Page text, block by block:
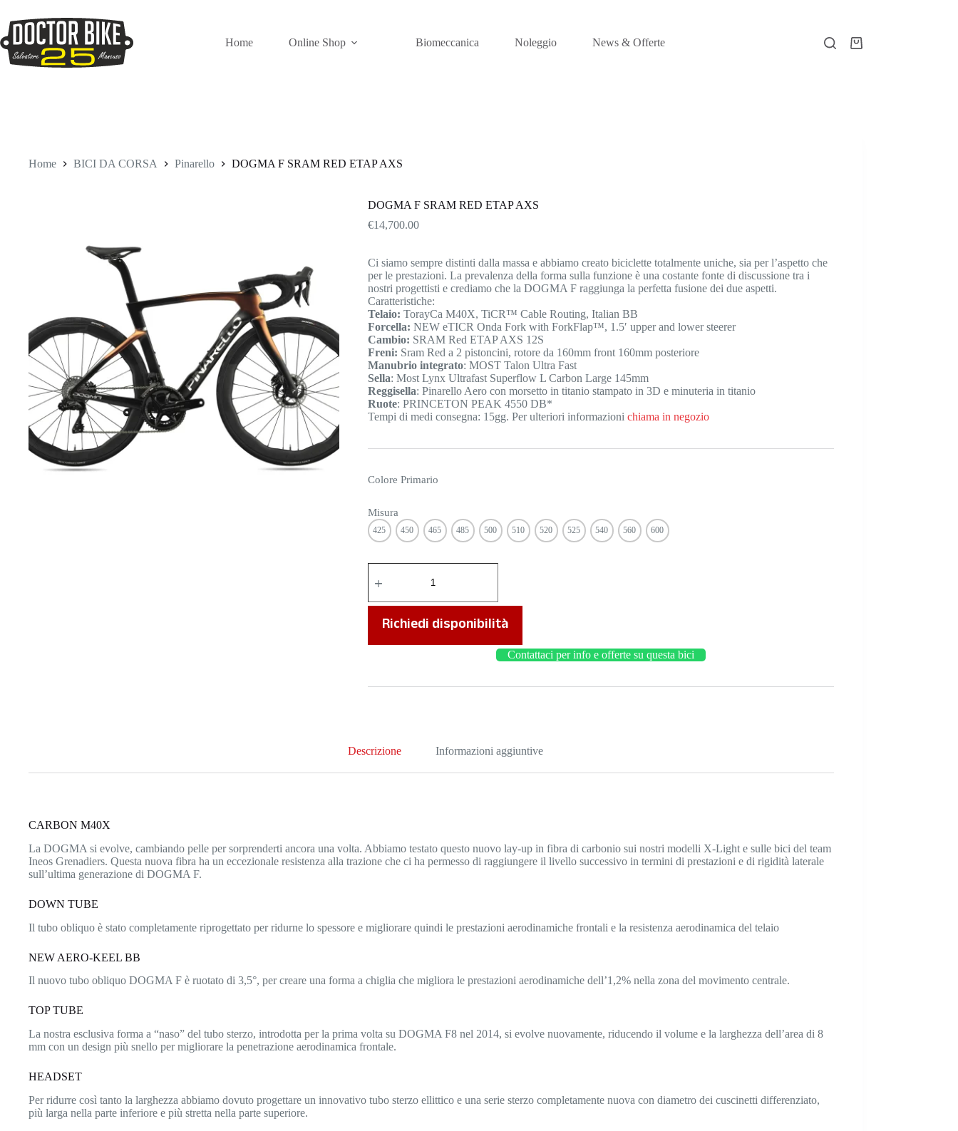
contenuto
Home
Online Shop Biomeccanica Noleggio News & Offerte Carrello
Home BICI DA CORSA Pinarello DOGMA F SRAM RED ETAP AXS
DOGMA F SRAM RED ETAP AXS
€14,700.00
Ci siamo sempre distinti dalla massa e abbiamo creato biciclette totalmente uniche, sia per l’aspetto che
per le prestazioni. La prevalenza della forma sulla funzione è una costante fonte di discussione tra i
nostri progettisti e crediamo che la DOGMA F raggiunga la perfetta fusione dei due aspetti.
Caratteristiche:
Telaio: TorayCa M40X, TiCR™ Cable Routing, Italian BB
Forcella: NEW eTICR Onda Fork with ForkFlap™, 1.5′ upper and lower steerer
Cambio: SRAM Red ETAP AXS 12S
Freni: Sram Red a 2 pistoncini, rotore da 160mm front 160mm posteriore
Manubrio integrato: MOST Talon Ultra Fast
Sella: Most Lynx Ultrafast Superflow L Carbon Large 145mm
Reggisella: Pinarello Aero con morsetto in titanio stampato in 3D e minuteria in titanio
Ruote: PRINCETON PEAK 4550 DB*
Tempi di medi consegna: 15gg. Per ulteriori informazioni chiama in negozio
Colore Primario
Misura
425 450 465 485 500 510 520 525 540 560 600
RED
ETAP
AXSRichiedi disponibilità
Contattaci per info e offerte su questa bici
Descrizione Informazioni aggiuntive
CARBON M40X
La DOGMA si evolve, cambiando pelle per sorprenderti ancora una volta. Abbiamo testato questo nuovo lay-up in fibra di carbonio sui nostri modelli X-Light e sulle bici del team
Ineos Grenadiers. Questa nuova fibra ha un eccezionale resistenza alla trazione che ci ha permesso di raggiungere il livello successivo in termini di prestazioni e di rigidità laterale
sull’ultima generazione di DOGMA F.
DOWN TUBE
Il tubo obliquo è stato completamente riprogettato per ridurne lo spessore e migliorare quindi le prestazioni aerodinamiche frontali e la resistenza aerodinamica del telaio
NEW AERO-KEEL BB
Il nuovo tubo obliquo DOGMA F è ruotato di 3,5°, per creare una forma a chiglia che migliora le prestazioni aerodinamiche dell’1,2% nella zona del movimento centrale.
TOP TUBE
La nostra esclusiva forma a “naso” del tubo sterzo, introdotta per la prima volta su DOGMA F8 nel 2014, si evolve nuovamente, riducendo il volume e la larghezza dell’area di 8
mm con un design più snello per migliorare la penetrazione aerodinamica frontale.
HEADSET
Per ridurre così tanto la larghezza abbiamo dovuto progettare un innovativo tubo sterzo ellittico e una serie sterzo completamente nuova con diametro dei cuscinetti differenziato,
più larga nella parte inferiore e più stretta nella parte superiore.